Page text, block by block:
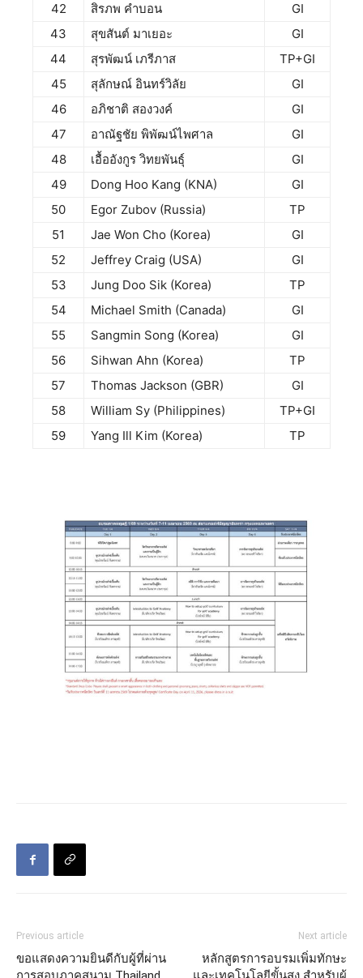
42
สิรภพ คำบอน
GI
43
สุขสันต์ มาเยอะ
GI
44
สุรพัฒน์ เภรีภาส
TP+GI
45
สุลักษณ์ อินทร์วิลัย
GI
46
อภิชาติ สองวงค์
GI
47
อาณัฐชัย พิพัฒน์ไพศาล
GI
48
เอื้ออังกูร วิทยพันธุ์
GI
49
Dong Hoo Kang (KNA)
GI
50
Egor Zubov (Russia)
TP
51
Jae Won Cho (Korea)
GI
52
Jeffrey Craig (USA)
GI
53
Jung Doo Sik (Korea)
TP
54
Michael Smith (Canada)
GI
55
Sangmin Song (Korea)
GI
56
Sihwan Ahn (Korea)
TP
57
Thomas Jackson (GBR)
GI
58
William Sy (Philippines)
TP+GI
59
Yang Ill Kim (Korea) TP
Previous article
ขอแสดงความยินดีกับผู้ที่ผ่าน
Next article
หลักสูตรการอบรมเพิ่มทักษะ